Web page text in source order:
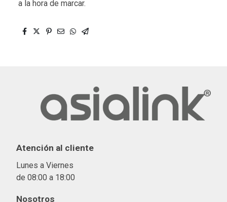
a la hora de marcar.
Atención al cliente
Lunes a Viernes
de 08:00 a 18:00
Nosotros